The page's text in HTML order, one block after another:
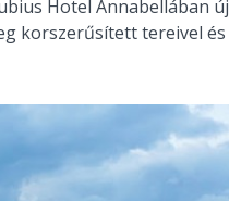
Hotel Annabellában új
korszerűsített tereivel és